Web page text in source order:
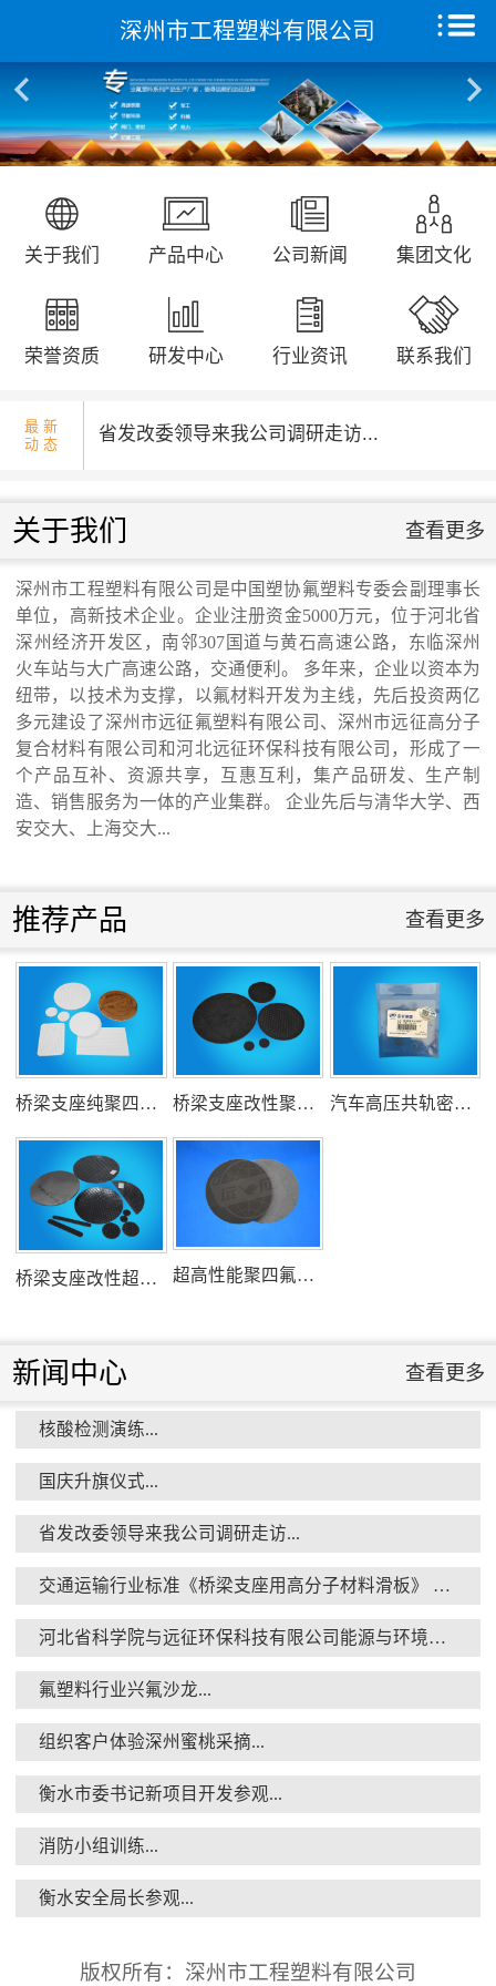
深州市工程塑料有限公司
关于我们 产品中心 公司新闻 集团文化
荣誉资质 研发中心 行业资讯 联系我们
最 新
动 态
核酸检测演练...
国庆升旗仪式...
省发改委领导来我公司调研走访...
交通运输行业标准《桥梁支座用高分子材料
滑板》 送审稿审查会在京召开...
河北省科学院与远征环保科技有限公司能源
式...
氟塑料行业兴氟沙龙...
组织客户体验深州蜜桃采摘...
衡水市委书记新项目开发参观...
消防小组训练...
关于我们 查看更多
深州市工程塑料有限公司是中国塑协氟塑料专委会副理事长
单位，高新技术企业。企业注册资金5000万元，位于河北省
深州经济开发区，南邻307国道与黄石高速公路，东临深州
火车站与大广高速公路，交通便利。 多年来，企业以资本为
纽带，以技术为支撑，以氟材料开发为主线，先后投资两亿
多元建设了深州市远征氟塑料有限公司、深州市远征高分子
复合材料有限公司和河北远征环保科技有限公司，形成了一
个产品互补、资源共享，互惠互利，集产品研发、生产制
造、销售服务为一体的产业集群。 企业先后与清华大学、西
安交大、上海交大...
推荐产品 查看更多
桥梁支座纯聚四氟乙烯滑板 桥梁支座改性聚四氟乙烯滑板 汽车高压共轨密封圈
桥梁支座改性超高分子量聚乙烯滑板 超高性能聚四氟乙烯滑板
新闻中心 查看更多
核酸检测演练...
国庆升旗仪式...
省发改委领导来我公司调研走访...
交通运输行业标准《桥梁支座用高分子材料滑板》 送审稿审查会在京召开...
河北省科学院与远征环保科技有限公司能源与环境新材料成果转化基地签约暨揭牌仪式...
氟塑料行业兴氟沙龙...
组织客户体验深州蜜桃采摘...
衡水市委书记新项目开发参观...
消防小组训练...
衡水安全局长参观...
版权所有：深州市工程塑料有限公司
首页
关于我们
产品中心
远征研发中心
集团文化
新闻动态